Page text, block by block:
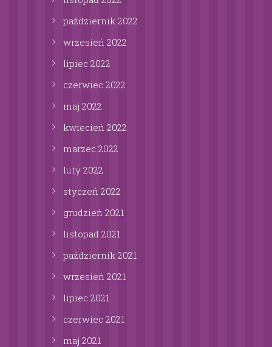
październik 2022
wrzesień 2022
lipiec 2022
czerwiec 2022
maj 2022
kwiecień 2022
marzec 2022
luty 2022
styczeń 2022
grudzień 2021
listopad 2021
październik 2021
wrzesień 2021
lipiec 2021
czerwiec 2021
maj 2021